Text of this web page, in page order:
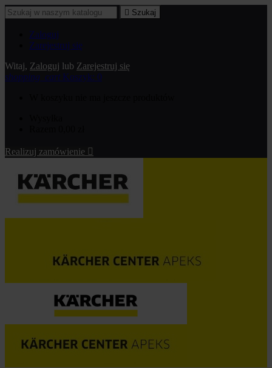
 Szukaj
Zaloguj
Zarejestruj się
Witaj, Zaloguj lub Zarejestruj się
shopping_cart Koszyk: 0
Realizuj zamówienie 